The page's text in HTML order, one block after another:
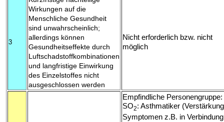
3
Wirkungen auf die
Menschliche Gesundheit
sind unwahrscheinlich;
allerdings können
Gesundheitseffekte durch
Luftschadstoffkombinationen
und langfristige Einwirkung
des Einzelstoffes nicht
ausgeschlossen werden
Nicht erforderlich bzw. nicht
möglich
Empfindliche Personengruppe:
SO2: Asthmatiker
Symptomen z.B. in